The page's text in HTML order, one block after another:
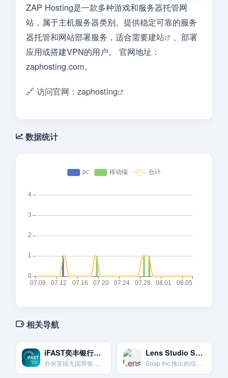
ZAP Hosting是一款多种游戏和服务器托管网
站，属于主机服务器类别。提供稳定可靠的服务
器托管和网站部署服务，适合需要建站
、部署
应用或搭建VPN的用户。 官网地址：
zaphosting.com。
🔗 访问官网：zaphosting
数据统计
相关导航
iFAST奕丰银行无国界银行
办张英国无国界银行卡
Lens Studio Snap AR视频创作
Snap Inc.推出的综合AR创作工具，为创作者流程提供生成AI功能。